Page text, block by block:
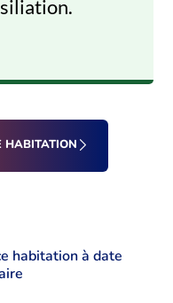
HABITATION
habitation à date